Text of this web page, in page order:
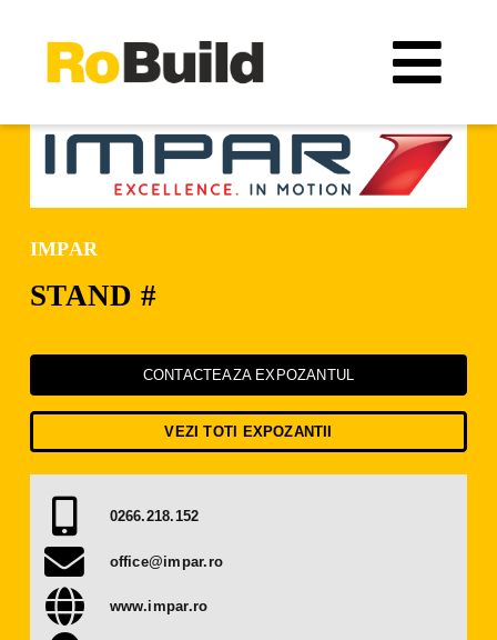
content
Locație
Organizatori
Expozanți
Vizitatori
Catalog expozanți
Presă
Contact
IMPAR
STAND #
CONTACTEAZA EXPOZANTUL
VEZI TOTI EXPOZANTII
0266.218.152
office@impar.ro
www.impar.ro